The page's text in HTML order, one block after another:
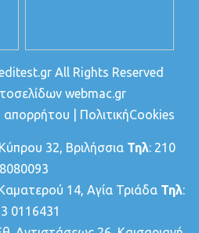
All Rights Reserved
webmac.gr
απορρήτου
ΠολιτικήCookies
32, Βριλήσσια Τηλ: 210
8080093
14, Αγία Τριάδα Τηλ:
0116431